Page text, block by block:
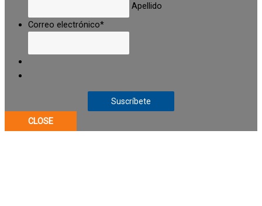
Apellido
Correo electrónico*
CLOSE